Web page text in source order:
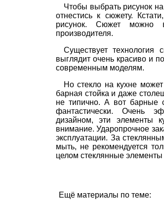
Чтобы выбрать рисунок
отнестись к сюжету.
рисунок. Сюжет можно
производителя.
Существует
выглядит очень красиво и
современным моделям.
Но стекло на кухне
барная стойка и даже
не типично. А вот барные
фантастически. Очень
дизайном, эти элементы
внимание. Ударопрочное
эксплуатации. За
мыть, не рекомендуется
целом стеклянные
Ещё материалы по теме: